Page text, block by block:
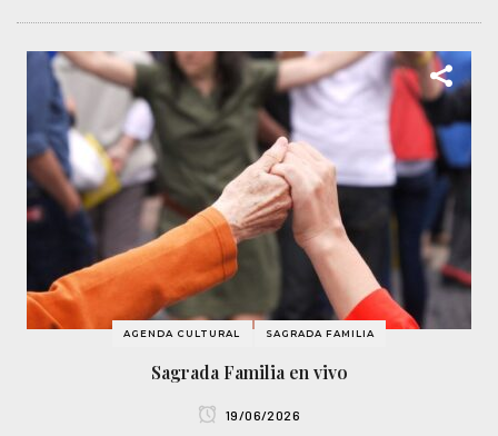
AGENDA CULTURAL SAGRADA FAMILIA
Sagrada Familia en vivo
19/06/2026